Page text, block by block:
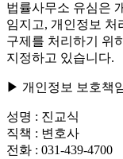
법률사무소 유심은
임지고, 개인정보 처
구제를 처리하기 위
지정하고 있습니다.
▶ 개인정보 보호책
성명 : 진교식
직책 : 변호사
전화 : 031-439-4700